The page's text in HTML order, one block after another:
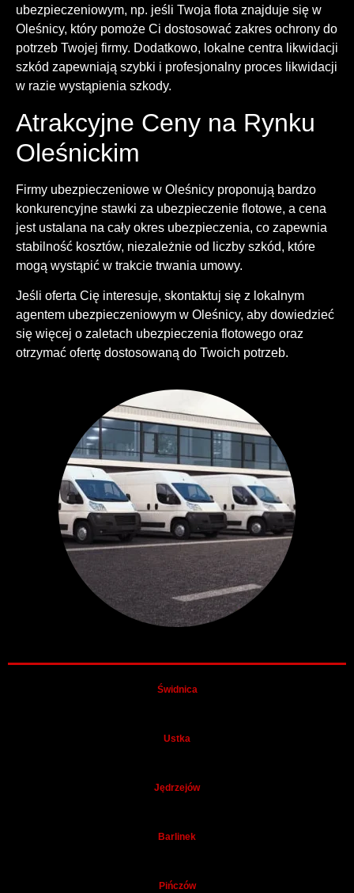
ubezpieczeniowym, np. jeśli Twoja flota znajduje się w
Oleśnicy, który pomoże Ci dostosować zakres ochrony do
potrzeb Twojej firmy. Dodatkowo, lokalne centra likwidacji
szkód zapewniają szybki i profesjonalny proces likwidacji
w razie wystąpienia szkody.
Atrakcyjne Ceny na Rynku
Oleśnickim
Firmy ubezpieczeniowe w Oleśnicy proponują bardzo
konkurencyjne stawki za ubezpieczenie flotowe, a cena
jest ustalana na cały okres ubezpieczenia, co zapewnia
stabilność kosztów, niezależnie od liczby szkód, które
mogą wystąpić w trakcie trwania umowy.
Jeśli oferta Cię interesuje, skontaktuj się z lokalnym
agentem ubezpieczeniowym w Oleśnicy, aby dowiedzieć
się więcej o zaletach ubezpieczenia flotowego oraz
otrzymać ofertę dostosowaną do Twoich potrzeb.
Świdnica
Ustka
Jędrzejów
Barlinek
Pińczów